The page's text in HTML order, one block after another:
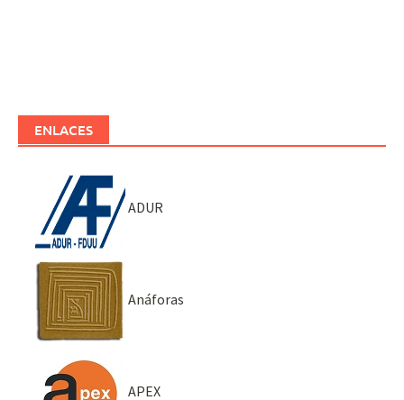
ENLACES
ADUR
Anáforas
APEX